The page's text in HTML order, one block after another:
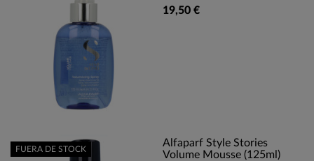
19,50 €
Alfaparf Style Stories
Volume Mousse (125ml)
FUERA DE STOCK